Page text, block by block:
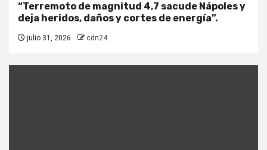
“Terremoto de magnitud 4,7 sacude Nápoles y
deja heridos, daños y cortes de energía”.
julio 31, 2026 cdn24